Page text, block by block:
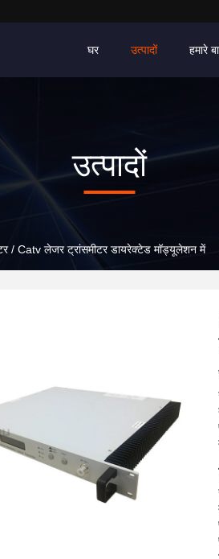
घर उत्पादों हमारे
उत्पादों
/ Catv लेजर ट्रांसमीटर डायरेक्टेड मॉड्यूलेशन में